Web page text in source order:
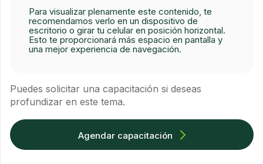
Para visualizar plenamente este contenido, te
recomendamos verlo en un dispositivo de
escritorio o girar tu celular en posición horizontal.
Esto te proporcionará más espacio en pantalla y
una mejor experiencia de navegación.
Puedes solicitar una capacitación si deseas
profundizar en este tema.
Agendar capacitación